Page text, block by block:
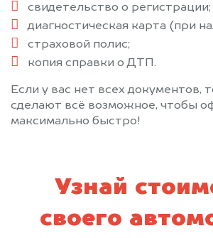
свидетельство о регистрации;
диагностическая карта (при
страховой полис;
копия справки о ДТП.
Если у вас нет всех документов,
сделают всё возможное, чтобы
максимально быстро!
Узнай
своего